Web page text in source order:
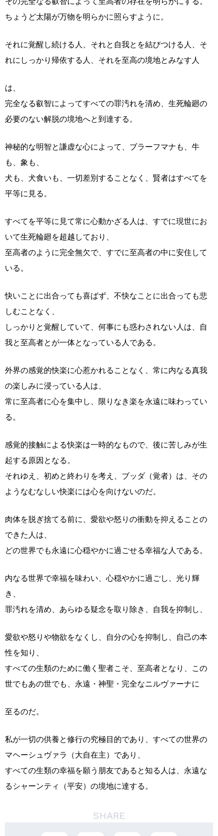
ちょうど太陽が万物を明らかに照らすように。
それに覚醒し続ける人、それと自我とを結びつける人、そ
れにしっかり帰依する人、それを至高の境地とみなす人
は、
完全なる叡智によってすべての罪汚れを清め、生死輪廻の
必要のない解脱の境地へと到達する。
神秘的な明智と謙虚な心によって、ブラーフマナも、牛
も、象も、
犬も、犬食いも、一切差別することなく、賢者はすべてを
平等に見る。
すべてを平等に見て常に心動かざる人は、すでに現世にお
いて生死輪廻を超越しており、
至高者のように完全無欠で、すでに至高者の中に安住して
いる。
快いことに出合っても喜ばず、不快なことに出合っても悲
しむことなく、
しっかりと覚醒していて、何事にも惑わされない人は、自
我と至高者とが一体となっている人である。
外界の感覚的快楽に心惹かれることなく、常に内なる真我
の楽しみに浸っている人は、
常に至高者に心を集中し、限りなき楽を永遠に味わってい
る。
感覚的接触による快楽は一時的なもので、後に苦しみが生
起する原因となる。
それゆえ、初めと終わりを考え、ブッダ（覚者）は、その
ようなむなしい快楽には心を向けないのだ。
肉体を脱ぎ捨てる前に、愛欲や怒りの衝動を抑えることの
できた人は、
どの世界でも永遠に心穏やかに過ごせる幸福な人である。
内なる世界で幸福を味わい、心穏やかに過ごし、光り輝
き、
罪汚れを清め、あらゆる疑念を取り除き、自我を抑制し、
愛欲や怒りや物欲をなくし、自分の心を抑制し、自己の本
性を知り、
すべての生類のために働く聖者こそ、至高者となり、この
世でもあの世でも、永遠・神聖・完全なニルヴァーナに
至るのだ。
私が一切の供養と修行の究極目的であり、すべての世界の
マヘーシュヴァラ（大自在主）であり、
すべての生類の幸福を願う朋友であると知る人は、永遠な
るシャーンティ（平安）の境地に達する。
SHARE